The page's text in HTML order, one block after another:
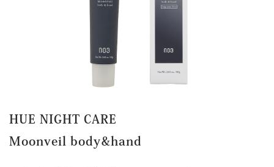
HUE NIGHT CARE
Moonveil body&hand